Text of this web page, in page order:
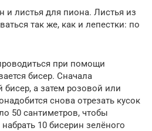
и листья для пиона. Листья из
так же, как и лепестки: по
при помощи
бисер. Сначала
а затем розовой или
снова отрезать кусок
50 сантиметров, чтобы
10 бисерин зелёного